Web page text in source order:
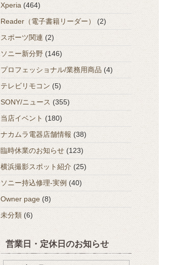
Xperia (464)
Reader（電子書籍リーダー）
(2)
スポーツ関連 (2)
ソニー新分野 (146)
プロフェッショナル/業務用商品 (4)
テレビリモコン (5)
SONY/ニュース (355)
当店イベント (180)
ナカムラ電器店舗情報 (38)
臨時休業のお知らせ (123)
横浜撮影スポット紹介 (25)
ソニー持込修理-実例 (40)
Owner page (8)
未分類 (6)
営業日・定休日のお知らせ